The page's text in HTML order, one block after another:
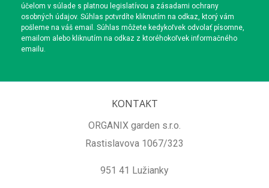
účelom v súlade s platnou legislatívou a zásadami ochrany
osobných údajov. Súhlas potvrdíte kliknutím na odkaz, ktorý vám
pošleme na váš email. Súhlas môžete kedykoľvek odvolať písomne,
emailom alebo kliknutím na odkaz z ktoréhokoľvek informačného
emailu.
KONTAKT
ORGANIX garden s.r.o.
Rastislavova 1067/323
951 41 Lužianky